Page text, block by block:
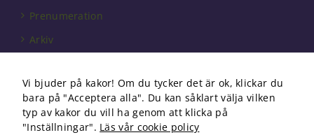
Prenumeration
Arkiv
Förbundet
Om cookies
Vi bjuder på kakor! Om du tycker det är ok, klickar du
bara på "Acceptera alla". Du kan såklart välja vilken
typ av kakor du vill ha genom att klicka på
"Inställningar". Läs vår cookie policy
funktionalitet
och
uppbyggnad,
baserat på